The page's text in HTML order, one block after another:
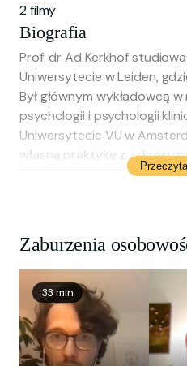
2 filmy
Biografia
Prof. dr Ad Kerkhof
Uniwersytecie w Leiden,
Był głównym wykładowcą
psychologii i psychologii
Uniwersytecie VU w
własną praktykę z zakresu
psychopatologii. Jest
Zaburzenia
33 min